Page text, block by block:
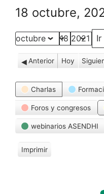
18 octubre,
Mes
Día
Año
Anterior Hoy
Categorías
Charlas
Foros y congresos
webinarios ASENDHI
Imprimir
V